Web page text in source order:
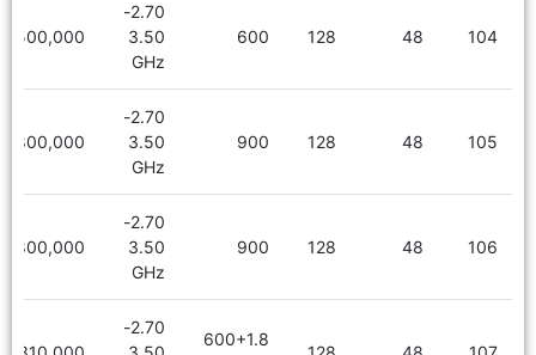
104
48
128
600
2.70-
3.50
GHz
7,500,000
105
48
128
900
2.70-
3.50
GHz
7,800,000
106
48
128
900
2.70-
3.50
GHz
7,800,000
600+1.8
2.70-